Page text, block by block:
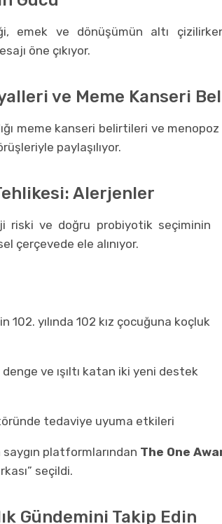
emek ve dönüşümün altı
öne çıkıyor.
ve Meme Kanseri
meme kanseri belirtileri ve
paylaşılıyor.
Alerjenler
riski ve doğru probiyotik seçiminin
çerçevede ele alınıyor.
102. yılında 102 kız çocuğuna koçluk
ve ışıltı katan iki yeni destek
tedaviye uyuma etkileri
saygın platformlarından The One
seçildi.
Gündemini Takip Edin